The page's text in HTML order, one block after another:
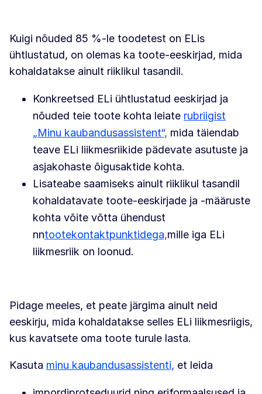
Kuigi nõuded 85 %-le toodetest on ELis
ühtlustatud, on olemas ka toote-eeskirjad, mida
kohaldatakse ainult riiklikul tasandil.
Konkreetsed ELi ühtlustatud eeskirjad ja
nõuded teie toote kohta leiate rubriigist
„Minu kaubandusassistent“, mida täiendab
teave ELi liikmesriikide pädevate asutuste ja
asjakohaste õigusaktide kohta.
Lisateabe saamiseks ainult riiklikul tasandil
kohaldatavate toote-eeskirjade ja -määruste
kohta võite võtta ühendust
nntootekontaktpunktidega,mille iga ELi
liikmesriik on loonud.
Pidage meeles, et peate järgima ainult neid
eeskirju, mida kohaldatakse selles ELi liikmesriigis,
kus kavatsete oma toote turule lasta.
Kasuta minu kaubandusassistenti, et leida